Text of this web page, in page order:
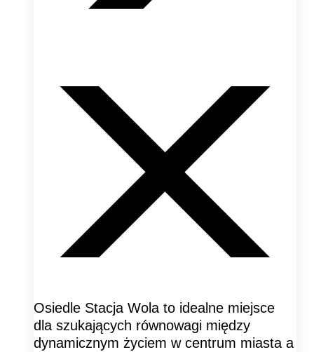
Osiedle Stacja Wola to idealne miejsce
dla szukających równowagi między
dynamicznym życiem w centrum miasta a